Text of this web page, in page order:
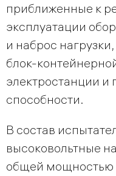
приближенные к
эксплуатации
и наброс
блок-
электростанции и
способности.
В состав
высоковольтные
общей мощностью